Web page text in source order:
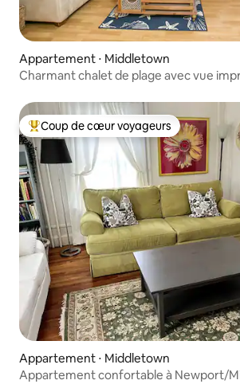
Appartement ⋅ Middletown
Charmant chalet de plage avec vue
Coups de cœur voyageurs les plus
Coup de cœur voyageurs
Appartement ⋅ Middletown
Appartement confortable à Newport/